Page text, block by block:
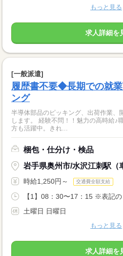
もっと見る
求人詳細を
[一般派遣]
履歴書不要◆長期での就
ング
半導体部品のピッキング、出荷作業、
します。 経験不問！！魅力の高時給♪
方も活躍中。きれ...
梱包・仕分け・検品
岩手県奥州市/水沢江刺駅（
時給1,250円～ 交通費全額支給
【1】08：30〜17：15 ※表記の
土曜日 日曜日
もっと見る
求人詳細を